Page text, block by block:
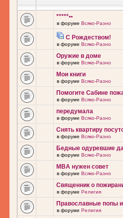
*****••
в форуме Всяко-Разно
С Рождеством!
в форуме Всяко-Разно
Оружие в доме
в форуме Всяко-Разно
Мои книги
в форуме Всяко-Разно
Помогите Сабине
в форуме Всяко-Разно
передумала
в форуме Всяко-Разно
Снять квартиру
в форуме Всяко-Разно
Бедные одуревшие
в форуме Всяко-Разно
MBA нужен совет
в форуме Всяко-Разно
Священник о
в форуме Религия
Православные попы
в форуме Религия